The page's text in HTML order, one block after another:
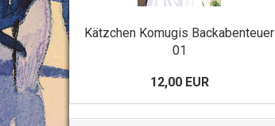
Kätzchen Komugis Backabenteuer
01
12,00 EUR